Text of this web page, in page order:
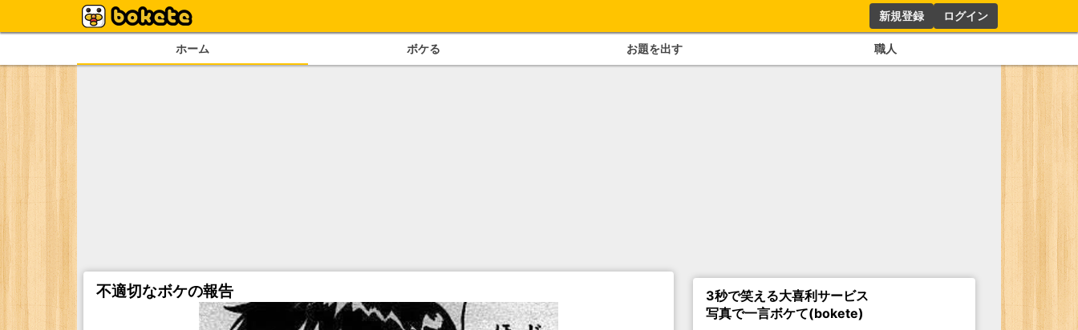
新規登録 ログイン
ホーム ボケる お題を出す 職人
不適切なボケの報告
3秒で笑える大喜利サービス
写真で一言ボケて(bokete)